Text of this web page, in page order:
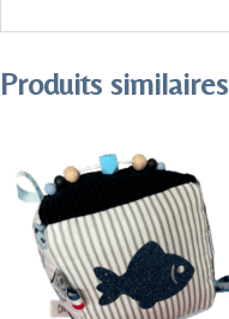
Produits similaires